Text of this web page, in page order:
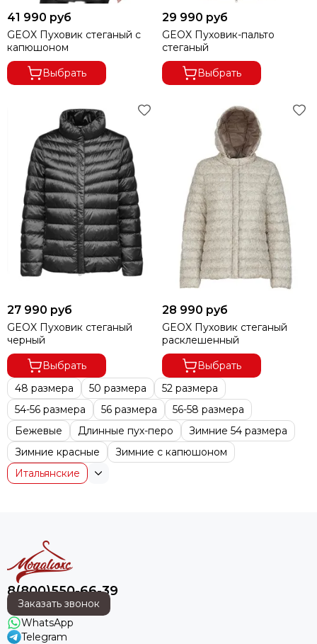
41 990 руб
GEOX Пуховик стеганый с
капюшоном
Выбрать
29 990 руб
GEOX Пуховик-пальто
стеганый
Выбрать
27 990 руб
GEOX Пуховик стеганый
черный
Выбрать
28 990 руб
GEOX Пуховик стеганый
расклешенный
Выбрать
48 размера
50 размера
52 размера
54-56 размера
56 размера
56-58 размера
Бежевые
Длинные пух-перо
Зимние 54 размера
Зимние красные
Зимние с капюшоном
Итальянские
8(800)550-66-39
Заказать звонок
WhatsApp
Telegram